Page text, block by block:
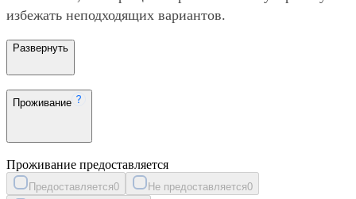
избежать неподходящих вариантов.
Развернуть
Проживание
Проживание предоставляется
Предоставляется0 Не предоставляется0